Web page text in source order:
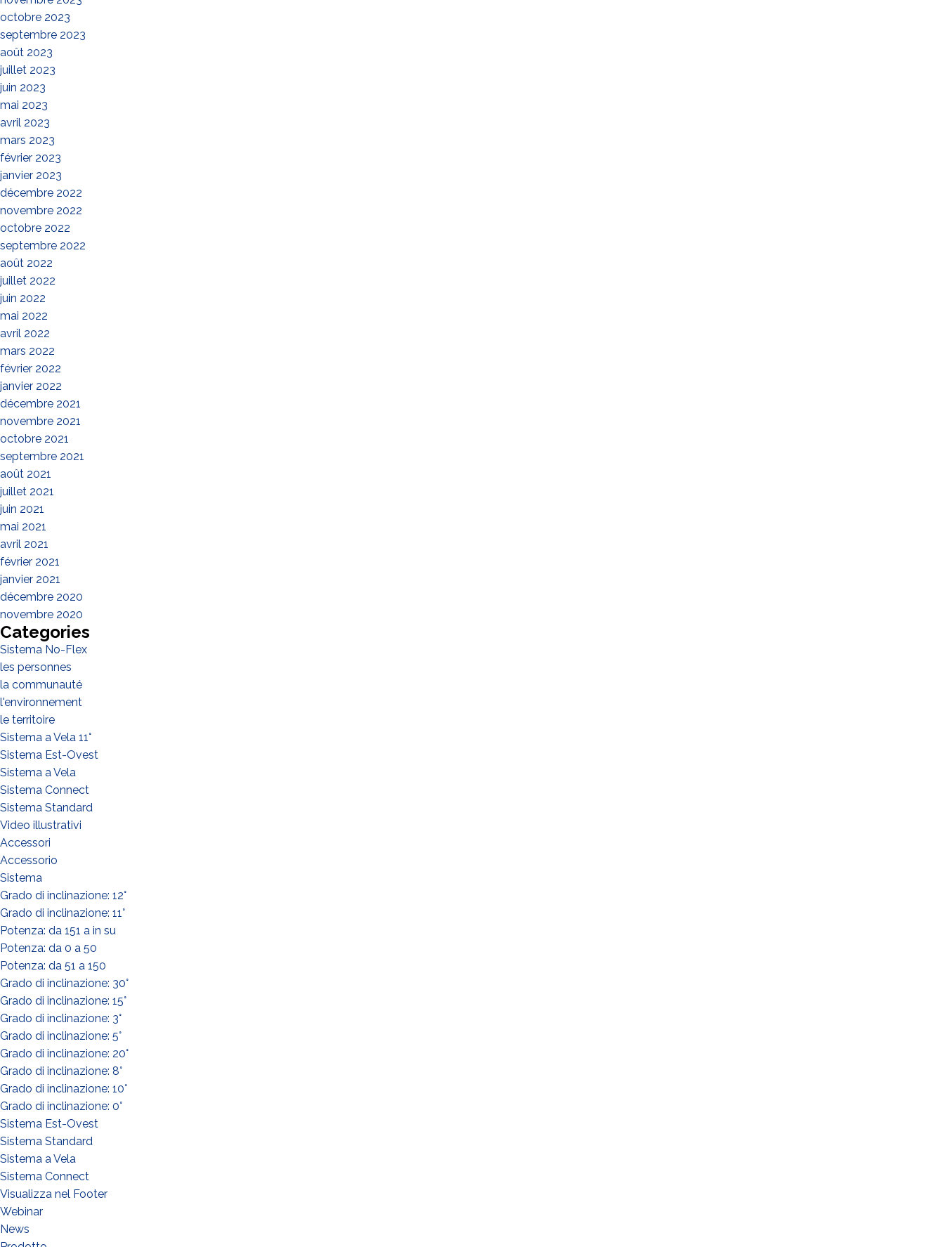
octobre 2023
septembre 2023
août 2023
juillet 2023
juin 2023
mai 2023
avril 2023
mars 2023
février 2023
janvier 2023
décembre 2022
novembre 2022
octobre 2022
septembre 2022
août 2022
juillet 2022
juin 2022
mai 2022
avril 2022
mars 2022
février 2022
janvier 2022
décembre 2021
novembre 2021
octobre 2021
septembre 2021
août 2021
juillet 2021
juin 2021
mai 2021
avril 2021
février 2021
janvier 2021
décembre 2020
novembre 2020
Categories
Sistema No-Flex
les personnes
la communauté
l'environnement
le territoire
Sistema a Vela 11°
Sistema Est-Ovest
Sistema a Vela
Sistema Connect
Sistema Standard
Video illustrativi
Accessori
Accessorio
Sistema
Grado di inclinazione: 12°
Grado di inclinazione: 11°
Potenza: da 151 a in su
Potenza: da 0 a 50
Potenza: da 51 a 150
Grado di inclinazione: 30°
Grado di inclinazione: 15°
Grado di inclinazione: 3°
Grado di inclinazione: 5°
Grado di inclinazione: 20°
Grado di inclinazione: 8°
Grado di inclinazione: 10°
Grado di inclinazione: 0°
Sistema Est-Ovest
Sistema Standard
Sistema a Vela
Sistema Connect
Visualizza nel Footer
Webinar
News